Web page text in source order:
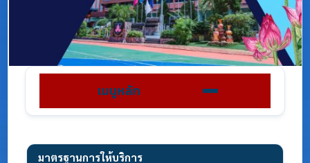
เมนูหลัก
มาตรฐานการให้บริการ